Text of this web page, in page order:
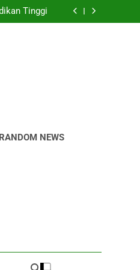
Universitas
Tinggi
Akademik
di
Akademik
Hewan
RANDOM NEWS